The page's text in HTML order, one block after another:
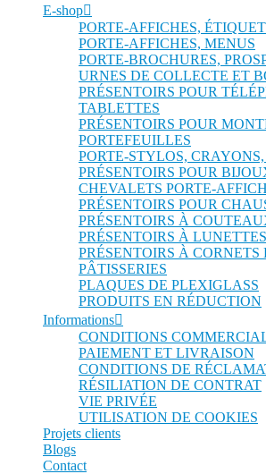
E-shop
PORTE-AFFICHES,
PORTE-AFFICHES, MENUS
PORTE-BROCHURES,
URNES DE COLLECTE ET
PRÉSENTOIRS POUR
TABLETTES
PRÉSENTOIRS POUR
PORTEFEUILLES
PORTE-STYLOS,
PRÉSENTOIRS POUR
CHEVALETS PORTE-
PRÉSENTOIRS POUR
PRÉSENTOIRS À
PRÉSENTOIRS À
PRÉSENTOIRS À CORNETS
PÂTISSERIES
PLAQUES DE PLEXIGLASS
PRODUITS EN RÉDUCTION
Informations
CONDITIONS
PAIEMENT ET LIVRAISON
CONDITIONS DE
RÉSILIATION DE CONTRAT
VIE PRIVÉE
UTILISATION DE COOKIES
Projets clients
Blogs
Contact